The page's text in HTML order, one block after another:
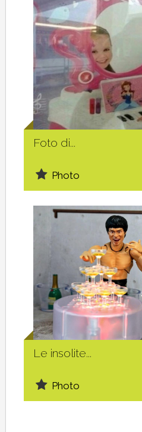
Foto di...
Photo
Social
Le insolite...
Photo
Social